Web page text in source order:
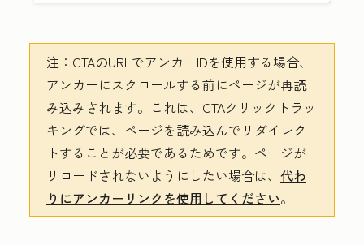
注： CTAのURLでアンカーIDを使用する場合、
アンカーにスクロールする前にページが再読
み込みされます。これは、CTAクリックトラッ
キングでは、ページを読み込んでリダイレク
トすることが必要であるためです。ページが
リロードされないようにしたい場合は、 代わ
りにアンカーリンクを使用してください。